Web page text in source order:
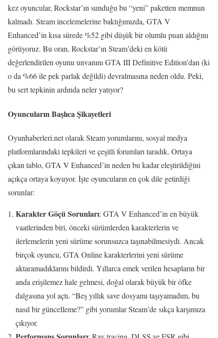
kez oyuncular, Rockstar’ın sunduğu bu “yeni” paketten memnun
kalmadı. Steam incelemelerine baktığımızda, GTA V
Enhanced’in kısa sürede %52 gibi düşük bir olumlu puan aldığını
görüyoruz. Bu oran, Rockstar’ın Steam’deki en kötü
değerlendirilen oyunu unvanını GTA III Definitive Edition’dan (ki
o da %66 ile pek parlak değildi) devralmasına neden oldu. Peki,
bu sert tepkinin ardında neler yatıyor?
Oyuncuların Başlıca Şikayetleri
Oyunhaberleri.net olarak Steam yorumlarını, sosyal medya
platformlarındaki tepkileri ve çeşitli forumları taradık. Ortaya
çıkan tablo, GTA V Enhanced’in neden bu kadar eleştirildiğini
açıkça ortaya koyuyor. İşte oyuncuların en çok dile getirdiği
sorunlar:
Karakter Göçü Sorunları: GTA V Enhanced’in en büyük
vaatlerinden biri, önceki sürümlerden karakterlerin ve
ilerlemelerin yeni sürüme sorunsuzca taşınabilmesiydi. Ancak
birçok oyuncu, GTA Online karakterlerini yeni sürüme
aktaramadıklarını bildirdi. Yıllarca emek verilen hesapların bir
anda erişilemez hale gelmesi, doğal olarak büyük bir öfke
dalgasına yol açtı. “Beş yıllık save dosyamı taşıyamadım, bu
nasıl bir güncelleme?” gibi yorumlar Steam’de sıkça karşımıza
çıkıyor.